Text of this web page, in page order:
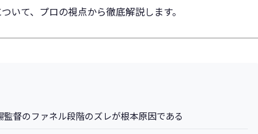
いて、プロの視点から徹底解説します。
督のファネル段階のズレが根本原因である